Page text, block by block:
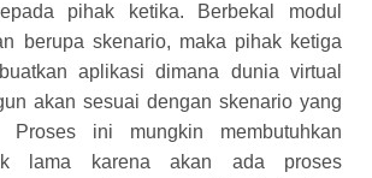
pihak ketika. Berbekal modul
berupa skenario, maka pihak ketiga
aplikasi dimana dunia virtual
akan sesuai dengan skenario yang
Proses ini mungkin membutuhkan
lama karena akan ada proses